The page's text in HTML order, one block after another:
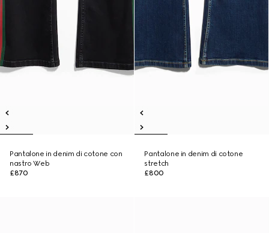
Pantalone in denim di cotone con
nastro Web
£870
Pantalone in denim di cotone
stretch
£800